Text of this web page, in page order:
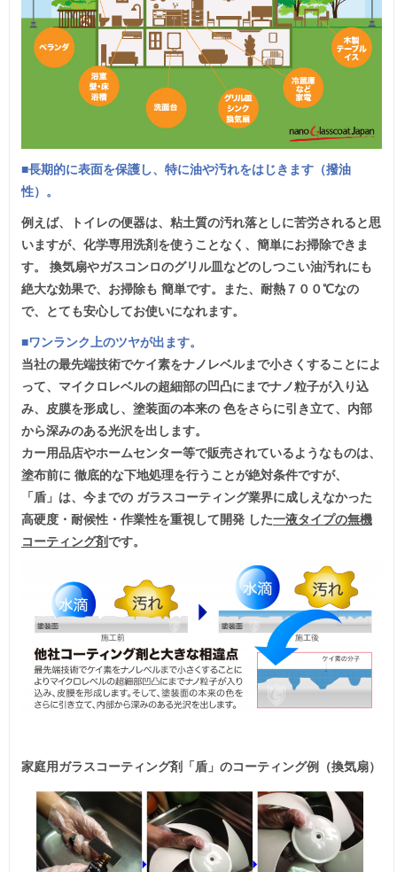
■長期的に表面を保護し、特に油や汚れをはじきます（撥油
性）。
例えば、トイレの便器は、粘土質の汚れ落としに苦労されると思
いますが、化学専用洗剤を使うことなく、簡単にお掃除できま
す。 換気扇やガスコンロのグリル皿などのしつこい油汚れにも
絶大な効果で、お掃除も 簡単です。また、耐熱７００℃なの
で、とても安心してお使いになれます。
■ワンランク上のツヤが出ます。
当社の最先端技術でケイ素をナノレベルまで小さくすることによ
って、マイクロレベルの超細部の凹凸にまでナノ粒子が入り込
み、皮膜を形成し、塗装面の本来の 色をさらに引き立て、内部
から深みのある光沢を出します。
カー用品店やホームセンター等で販売されているようなものは、
塗布前に 徹底的な下地処理を行うことが絶対条件ですが、
「盾」は、今までの ガラスコーティング業界に成しえなかった
高硬度・耐候性・作業性を重視して開発 した一液タイプの無機
コーティング剤です。
家庭用ガラスコーティング剤「盾」のコーティング例（換気扇）